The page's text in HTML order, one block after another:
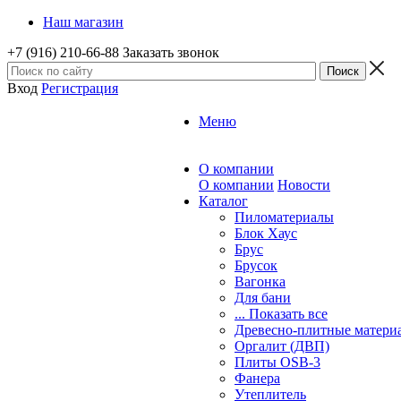
Наш магазин
+7 (916) 210-66-88 Заказать звонок
Вход Регистрация
Меню
О компании
О компании Новости
Каталог
Пиломатериалы
Блок Хаус
Брус
Брусок
Вагонка
Для бани
... Показать все
Древесно-плитные
Оргалит (ДВП)
Плиты OSB-3
Фанера
Утеплитель